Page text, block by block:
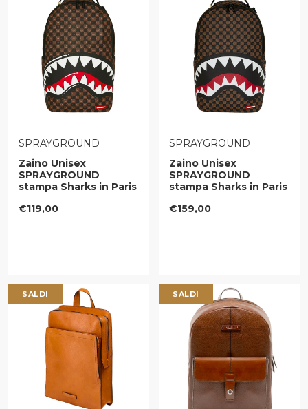
VENDITORE:
SPRAYGROUND
Zaino Unisex
SPRAYGROUND
stampa Sharks in Paris
Check
Prezzo regolare
€119,00
VENDITORE:
SPRAYGROUND
Zaino Unisex
SPRAYGROUND
stampa Sharks in Paris
Prezzo regolare
€159,00
SALDI SALDI